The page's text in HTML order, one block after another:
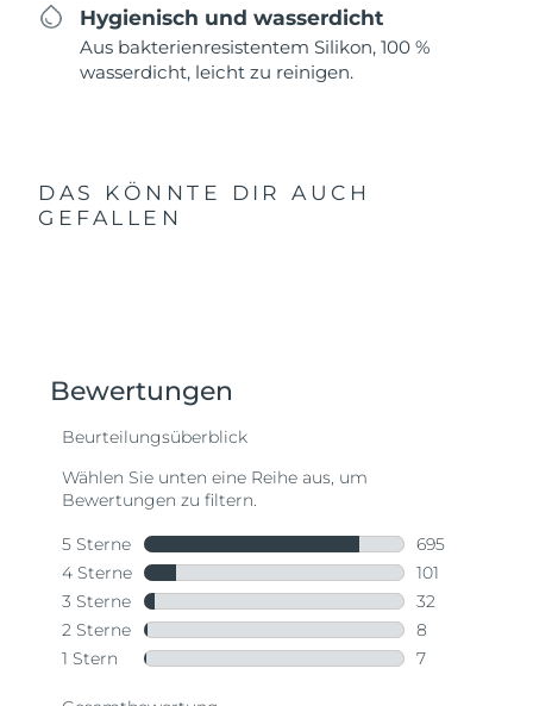
Hygienisch und wasserdicht
Aus bakterienresistentem Silikon, 100 %
wasserdicht, leicht zu reinigen.
DAS KÖNNTE DIR AUCH
GEFALLEN